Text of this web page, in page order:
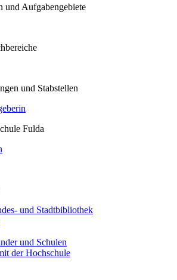
und Aufgabengebiete
und Stabstellen
Fulda
und Stadtbibliothek
und Schulen
der Hochschule